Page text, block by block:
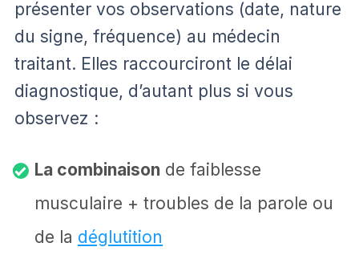
présenter vos observations (date, nature
du signe, fréquence) au médecin
traitant. Elles raccourciront le délai
diagnostique, d’autant plus si vous
observez :
La combinaison de faiblesse
musculaire + troubles de la parole ou
de la déglutition